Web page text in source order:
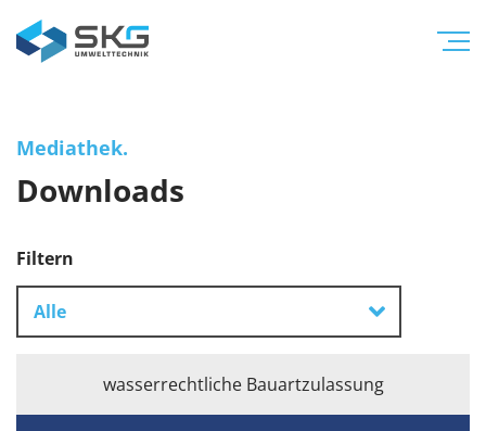
Mediathek.
Downloads
Filtern
Alle
wasserrechtliche Bauartzulassung